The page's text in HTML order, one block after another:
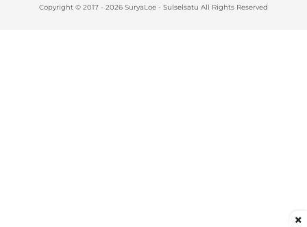
Copyright © 2017 - 2026 SuryaLoe - Sulselsatu All Rights Reserved
×